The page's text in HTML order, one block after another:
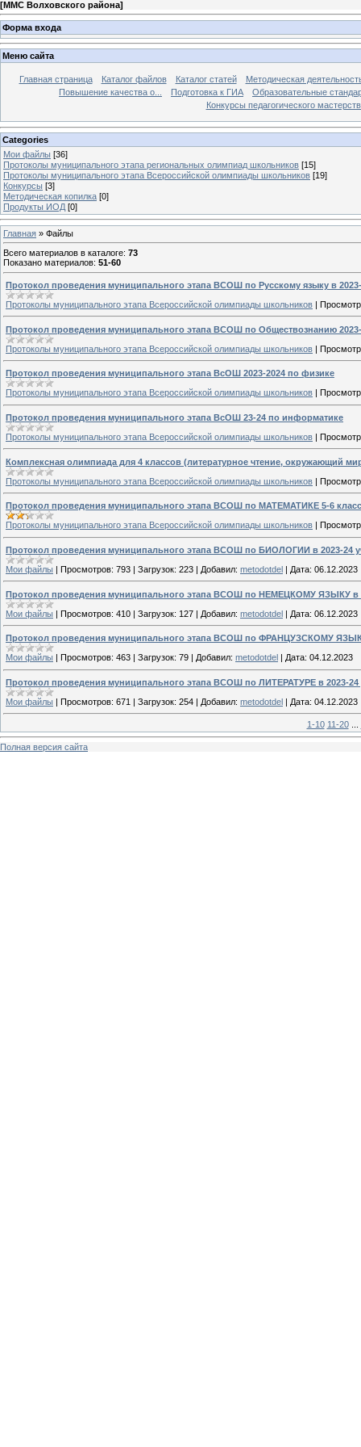
[ММС Волховского района]
Форма входа
Меню сайта
Главная страница Каталог файлов Каталог статей
Методическая
Повышение качества о...
Подготовка к ГИА
Образовательные
Конкурсы педагогического
Categories
Мои файлы [36]
Протоколы муниципального этапа региональных олимпиад школьников [15]
Протоколы муниципального этапа Всероссийской олимпиады школьников [19]
Конкурсы [3]
Методическая копилка [0]
Продукты ИОД [0]
Главная » Файлы
Всего материалов в каталоге: 73
Показано материалов: 51-60
Протокол проведения муниципального этапа ВСОШ по Русскому языку в
Протоколы муниципального этапа Всероссийской олимпиады школьников |
Протокол проведения муниципального этапа ВСОШ по Обществознанию
Протоколы муниципального этапа Всероссийской олимпиады школьников |
Протокол проведения муниципального этапа ВсОШ 2023-2024 по физике
Протоколы муниципального этапа Всероссийской олимпиады школьников
Протокол проведения муниципального этапа ВсОШ 23-24 по информатике
Протоколы муниципального этапа Всероссийской олимпиады школьников |
Комплексная олимпиада для 4 классов (литературное чтение, окружающий
Протоколы муниципального этапа Всероссийской олимпиады школьников |
Протокол проведения муниципального этапа ВСОШ по МАТЕМАТИКЕ 5-6 класс
Протоколы муниципального этапа Всероссийской олимпиады школьников
Протокол проведения муниципального этапа ВСОШ по БИОЛОГИИ в 2023-24
Мои файлы | Просмотров: 793 | Загрузок: 223 | Добавил: metodotdel | Дата: 06.12.2023
Протокол проведения муниципального этапа ВСОШ по НЕМЕЦКОМУ ЯЗЫКУ в
Мои файлы | Просмотров: 410 | Загрузок: 127 | Добавил: metodotdel | Дата: 06.12.2023
Протокол проведения муниципального этапа ВСОШ по ФРАНЦУЗСКОМУ
Мои файлы | Просмотров: 463 | Загрузок: 79 | Добавил: metodotdel | Дата: 04.12.2023
Протокол проведения муниципального этапа ВСОШ по ЛИТЕРАТУРЕ в 2023-24
Мои файлы | Просмотров: 671 | Загрузок: 254 | Добавил: metodotdel | Дата: 04.12.2023
1-10 11-20
Полная версия сайта